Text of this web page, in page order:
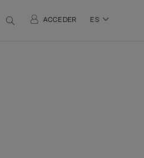
ACCEDER ES